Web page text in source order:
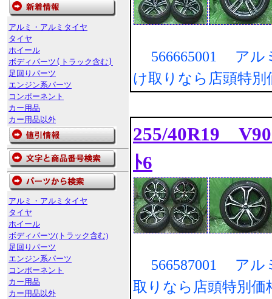
アルミ・アルミタイヤ
タイヤ
ホイール
ボディパーツ(トラック含む)
足回りパーツ
エンジン系パーツ
コンポーネント
カー用品
カー用品以外
アルミ・アルミタイヤ
タイヤ
ホイール
ボディパーツ(トラック含む)
足回りパーツ
エンジン系パーツ
コンポーネント
カー用品
カー用品以外
566665001 アル
け取りなら店頭特別
255/40R19
ﾄ6
566587001 アル
取りなら店頭特別価